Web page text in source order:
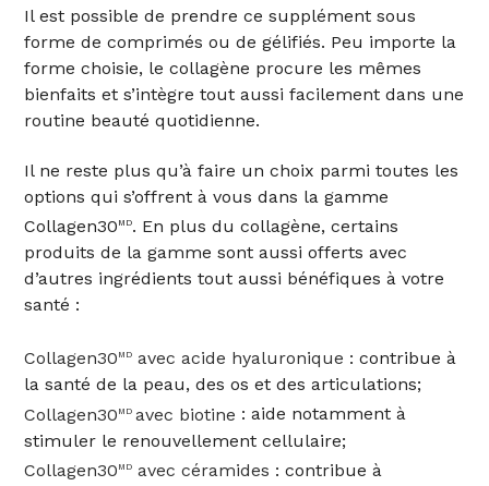
Il est possible de prendre ce supplément sous
forme de comprimés ou de gélifiés. Peu importe la
forme choisie, le collagène procure les mêmes
bienfaits et s’intègre tout aussi facilement dans une
routine beauté quotidienne.
Il ne reste plus qu’à faire un choix parmi toutes les
options qui s’offrent à vous dans la gamme
Collagen30 MD. En plus du collagène, certains
produits de la gamme sont aussi offerts avec
d’autres ingrédients tout aussi bénéfiques à votre
santé :
Collagen30 MD avec acide hyaluronique : contribue à
la santé de la peau, des os et des articulations;
Collagen30 MD avec biotine : aide notamment à
stimuler le renouvellement cellulaire;
Collagen30 MD avec céramides : contribue à